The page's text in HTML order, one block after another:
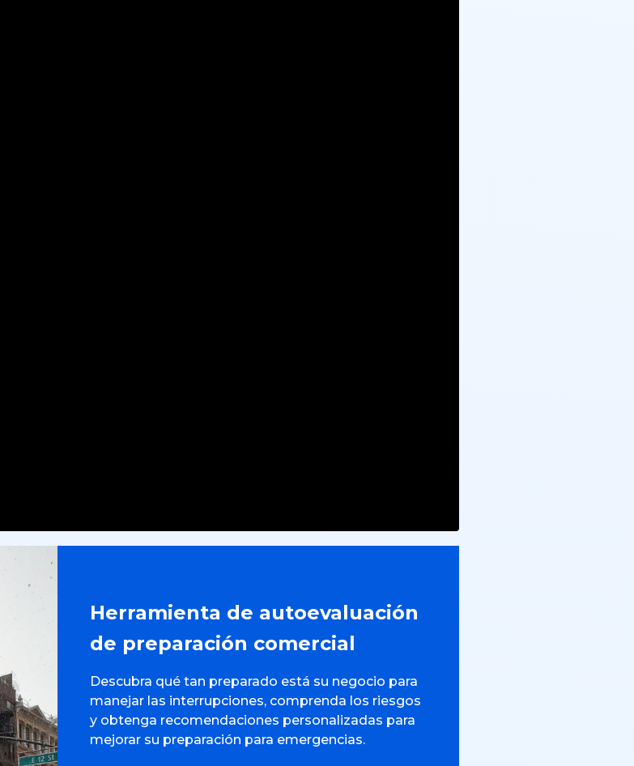
Herramienta de autoevaluación
de preparación comercial
Descubra qué tan preparado está su negocio para
manejar las interrupciones, comprenda los riesgos
y obtenga recomendaciones personalizadas para
mejorar su preparación para emergencias.